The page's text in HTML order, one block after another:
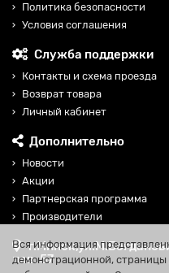
Политика безопасности
Условия соглашения
Служба поддержки
Контакты и схема проезда
Возврат товара
Личный кабинет
Дополнительно
Новости
Акции
Партнерская программа
Производители
пав. 57
Вся информация
демонстрационной,